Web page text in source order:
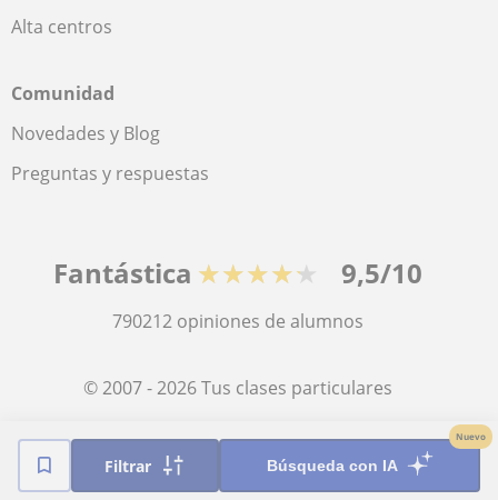
Filtrar Búsqueda con IA
Nuevo
Alta centros
Comunidad
Novedades y Blog
Preguntas y respuestas
Fantástica ★★★★★ 9,5/10
790212 opiniones de alumnos
© 2007 - 2026 Tus clases particulares
Mapa web:Profesores particulares